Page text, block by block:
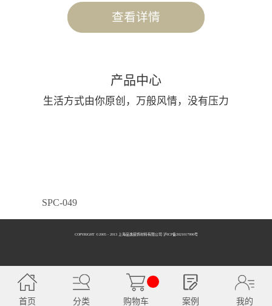
查看详情
产品中心
生活方式由你原创，万般风情，没有压力
SPC-049
SPC-050
COPYRIGHT ©2005 - 2013 上海品逸装饰材料有限公司 泸ICP备2021017990号
首页 分类 购物车 案例 我的